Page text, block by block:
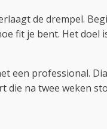
de drempel.
fit je bent. Het doel
een professional.
die na twee weken